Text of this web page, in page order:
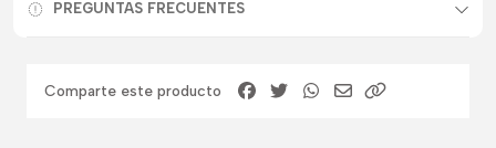
PREGUNTAS FRECUENTES
Comparte este producto